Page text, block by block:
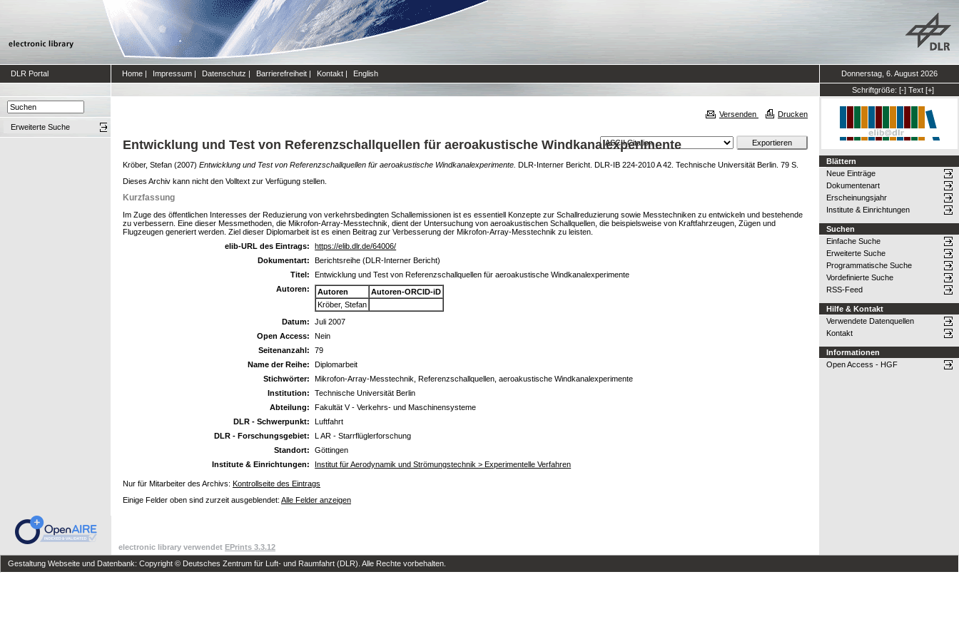
DLR Portal Home | Impressum | Datenschutz | Barrierefreiheit | Kontakt | English
Donnerstag, 6. August 2026
Schriftgröße: [-] Text [+]
Erweiterte Suche
Versenden Drucken
Entwicklung und Test von Referenzschallquellen für aeroakustische Windkanalexperimente
Kröber, Stefan (2007) Entwicklung und Test von Referenzschallquellen für aeroakustische Windkanalexperimente. DLR-Interner Bericht. DLR-IB 224-2010 A 42. Technische Universität Berlin. 79 S.
Dieses Archiv kann nicht den Volltext zur Verfügung stellen.
Kurzfassung
Im Zuge des öffentlichen Interesses der Reduzierung von verkehrsbedingten Schallemissionen ist es essentiell Konzepte zur Schallreduzierung sowie Messtechniken zu entwickeln und bestehende
zu verbessern. Eine dieser Messmethoden, die Mikrofon-Array-Messtechnik, dient der Untersuchung von aeroakustischen Schallquellen, die beispielsweise von Kraftfahrzeugen, Zügen und
Flugzeugen generiert werden. Ziel dieser Diplomarbeit ist es einen Beitrag zur Verbesserung der Mikrofon-Array-Messtechnik zu leisten.
elib-URL des Eintrags:
https://elib.dlr.de/64006/
Dokumentart:
Berichtsreihe (DLR-Interner Bericht)
Titel:
Entwicklung und Test von Referenzschallquellen für aeroakustische Windkanalexperimente
Autoren:
Autoren
Autoren-ORCID-iD
Kröber, Stefan
Datum:
Juli 2007
Open Access:
Nein
Seitenanzahl:
79
Name der Reihe:
Diplomarbeit
Stichwörter:
Mikrofon-Array-Messtechnik, Referenzschallquellen, aeroakustische Windkanalexperimente
Institution:
Technische Universität Berlin
Abteilung:
Fakultät V - Verkehrs- und Maschinensysteme
DLR - Schwerpunkt:
Luftfahrt
DLR - Forschungsgebiet:
L AR - Starrflüglerforschung
Standort:
Göttingen
Institute & Einrichtungen:
Institut für Aerodynamik und Strömungstechnik > Experimentelle Verfahren
Nur für Mitarbeiter des Archivs: Kontrollseite des Eintrags
Einige Felder oben sind zurzeit ausgeblendet: Alle Felder anzeigen
Blättern
Neue Einträge
Dokumentenart
Erscheinungsjahr
Institute & Einrichtungen
Suchen
Einfache Suche
Erweiterte Suche
Programmatische Suche
Vordefinierte Suche
RSS-Feed
Hilfe & Kontakt
Verwendete Datenquellen
Kontakt
Informationen
Open Access - HGF
electronic library verwendet EPrints 3.3.12
Gestaltung Webseite und Datenbank: Copyright © Deutsches Zentrum für Luft- und Raumfahrt (DLR). Alle Rechte vorbehalten.